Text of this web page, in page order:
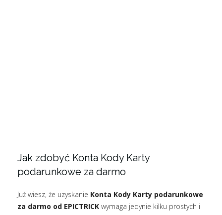
Jak zdobyć Konta Kody Karty
podarunkowe za darmo
Już wiesz, że uzyskanie Konta Kody Karty podarunkowe
za darmo od EPICTRICK wymaga jedynie kilku prostych i